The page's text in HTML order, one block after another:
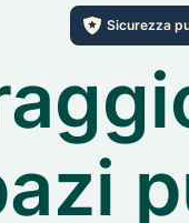
Sicurezza